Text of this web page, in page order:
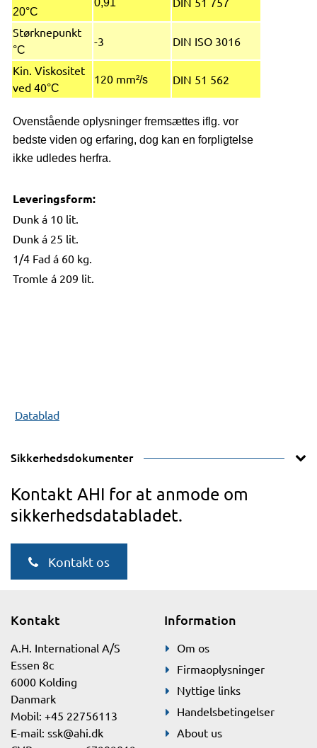
20°C
0,91
Størknepunkt
°C
-3 DIN ISO 3016
Kin. Viskositet
ved 40°C
120 mm²/s DIN 51 562
Ovenstående oplysninger fremsættes iflg. vor
bedste viden og erfaring, dog kan en forpligtelse
ikke udledes herfra.
Leveringsform:
Dunk á 10 lit.
Dunk á 25 lit.
1/4 Fad á 60 kg.
Tromle á 209 lit.
Datablad
Sikkerhedsdokumenter
Kontakt AHI for at anmode om
sikkerhedsdatabladet.
Kontakt os
Kontakt
A.H. International A/S
Essen 8c
6000 Kolding
Danmark
Mobil: +45 22756113
E-mail: ssk@ahi.dk
Information
Om os
Firmaoplysninger
Nyttige links
Handelsbetingelser
About us